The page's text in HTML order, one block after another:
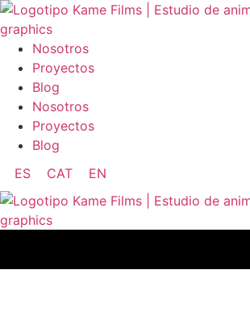
Ir
al
contenidoNosotros
Proyectos
Blog
Nosotros
Proyectos
Blog
ES
CAT EN